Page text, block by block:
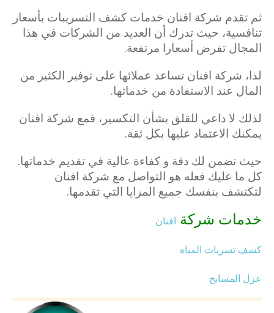
ثم تقدم شركة افنان خدمات كشف التسريبات بأسعار
تنافسية، حيث تدرك أن العديد من الشركات في هذا
المجال تفرض أسعارا مرتفعة.
لذا، شركة افنان تساعد عملائها على توفير الكثير من
المال عند الاستفادة من خدماتها.
لذلك لا داعي للقلق بشأن التكسير، فمع شركة افنان
يمكنك الاعتماد عليها بكل ثقة.
حيث تضمن لك دقة و كفاءة عالية في تقديم خدماتها.
كل ما عليك فعله هو التواصل مع شركة افنان
لتكتشف بنفسك جميع المزايا التي تقدمها.
خدمات شركة افنان
كشف تسربات المياه
عزل المسابح